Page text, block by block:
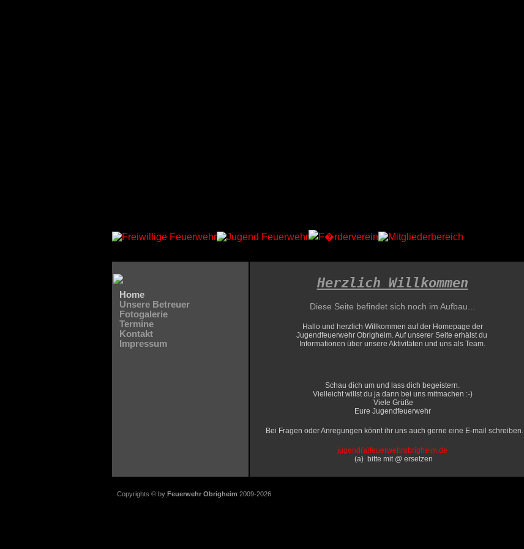
Home
Unsere Betreuer
Fotogalerie
Termine
Kontakt
Impressum
Herzlich Willkommen
Diese Seite befindet sich noch im Aufbau...
Hallo und herzlich Willkommen auf der Homepage der
Jugendfeuerwehr Obrigheim.Auf unserer Seite erhälstdu
Informationen über unsere Aktivitäten und uns als Team.
Schau dich um und lass dich begeistern.
Vielleicht willst du ja dann bei uns mitmachen :-)
Viele Grüße
Eure Jugendfeuerwehr
Bei Fragen oder Anregungen könnt ihr uns auch gerne eine E-mail schreiben.
jugend(a)feuerwehrobrigheim.de
(a) bitte mit @ ersetzen
Copyrights © by Feuerwehr Obrigheim 2009-2026